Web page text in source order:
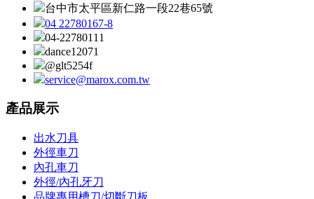
台中市太平區新仁路一段22巷65號
04 22780167-8
04-22780111
dance12071
@glt5254f
service@marox.com.tw
產品展示
出水刀具
外徑車刀
內孔車刀
外徑/內孔牙刀
品牌專用槽刀/切斷刀板